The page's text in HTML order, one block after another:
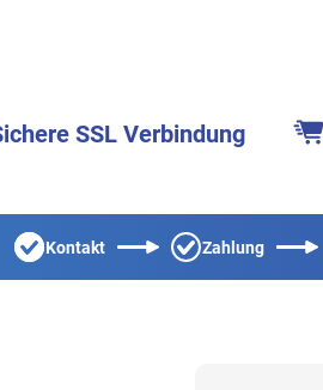
SSL Verbindung
Kontakt Zahlung